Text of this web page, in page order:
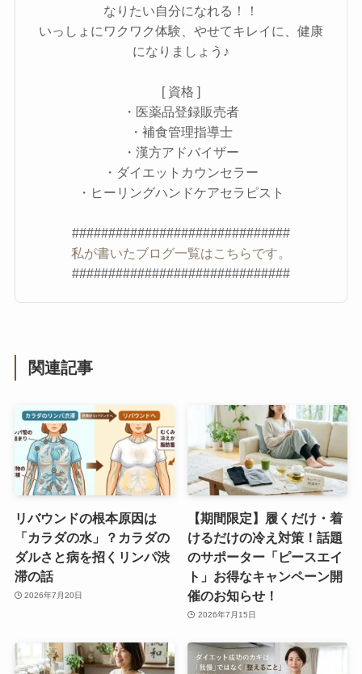
なりたい自分になれる！！
いっしょにワクワク体験、やせてキレイに、健康
になりましょう♪
[ 資格 ]
・医薬品登録販売者
・補食管理指導士
・漢方アドバイザー
・ダイエットカウンセラー
・ヒーリングハンドケアセラピスト
##############################
私が書いたブログ一覧はこちらです。
##############################
関連記事
リバウンドの根本原因は
「カラダの水」？カラダの
ダルさと病を招くリンパ渋
滞の話
2026年7月20日
【期間限定】履くだけ・着
けるだけの冷え対策！話題
のサポーター「ピースエイ
ト」お得なキャンペーン開
催のお知らせ！
2026年7月15日